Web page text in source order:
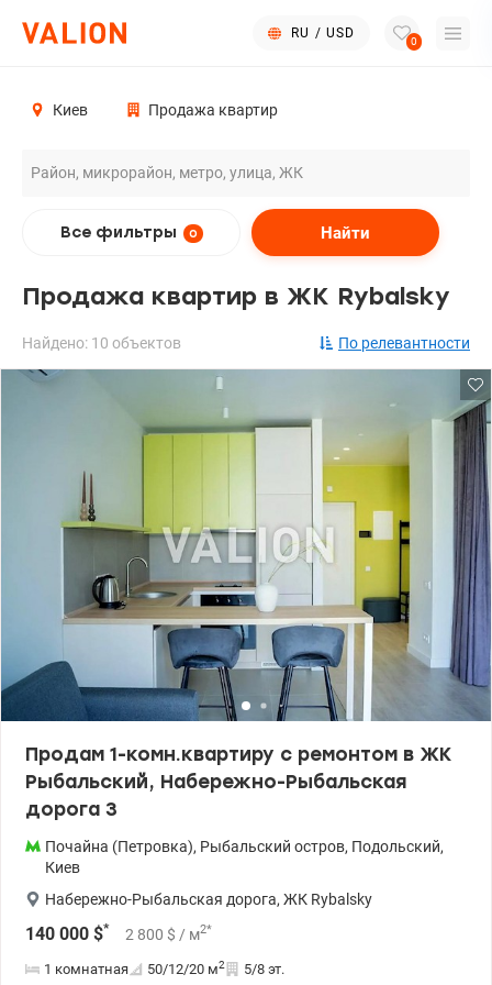
RU / USD
0
Киев Продажа квартир
Все фильтры 0 Найти
Продажа квартир в ЖК Rybalsky
Найдено: 10 объектов По релевантности
Продам 1-комн.квартиру с ремонтом в ЖК
Рыбальский, Набережно-Рыбальская
дорога 3
Почайна (Петровка), Рыбальский остров, Подольский,
Киев
Набережно-Рыбальская дорога, ЖК Rybalsky
140 000 $* 2 800 $ / м2*
1 комнатная 50/12/20 м2 5/8 эт.